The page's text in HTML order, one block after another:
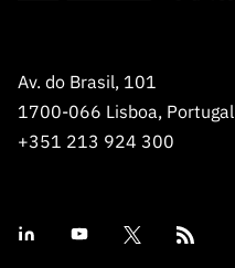
Av. do Brasil, 101
1700-066 Lisboa, Portugal
+351 213 924 300